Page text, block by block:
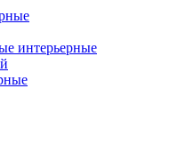
интерьерные